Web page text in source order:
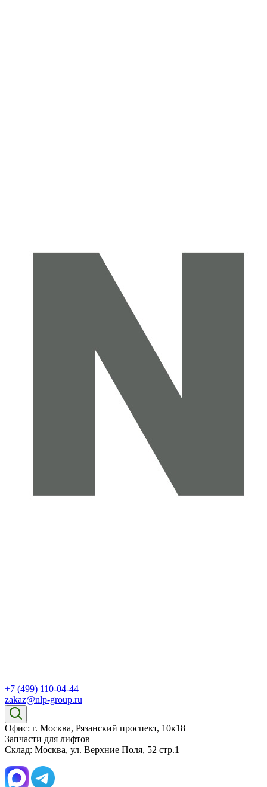
+7 (499) 110-04-44
zakaz@nlp-group.ru
Офис: г. Москва, Рязанский проспект, 10к18
Запчасти для лифтов
Склад: Москва, ул. Верхние Поля, 52 стр.1